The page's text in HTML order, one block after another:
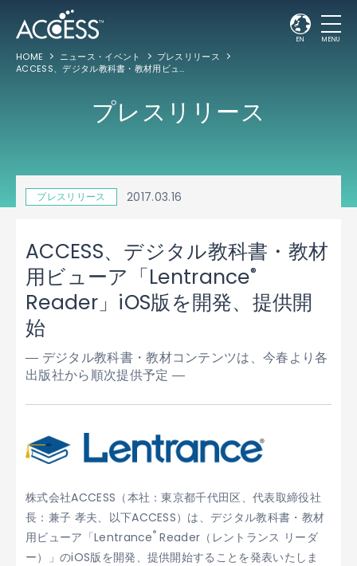
EN MENU
HOME ニュース・イベント
プレスリリース
ACCESS、デジタル教科書・教材用ビューア「Lentrance
プレスリリース
プレスリリース 2017.03.16
ACCESS、デジタル教科書・教材
用ビューア「Lentrance®
Reader」iOS版を開発、提供開
始
― デジタル教科書・教材コンテンツは、今春より各
出版社から順次提供予定 ―
株式会社ACCESS（本社：東京都千代田区、代表取締役社
長：兼子 孝夫、以下ACCESS）は、デジタル教科書・教材
用ビューア「Lentrance® Reader（レントランス リーダ
ー）」のiOS版を開発、提供開始することを発表いたしま